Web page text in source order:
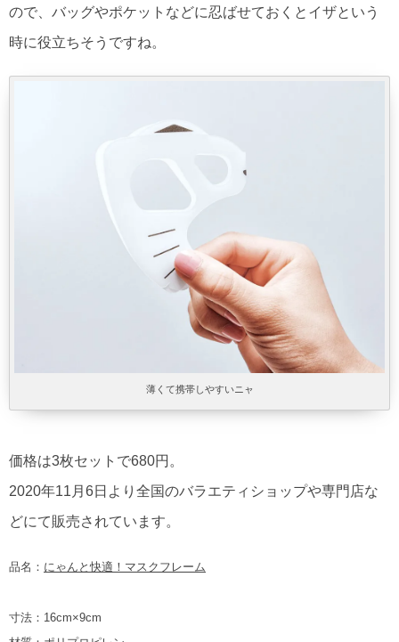
ので、バッグやポケットなどに忍ばせておくとイザという
時に役立ちそうですね。
薄くて携帯しやすいニャ
価格は3枚セットで680円。
2020年11月6日より全国のバラエティショップや専門店な
どにて販売されています。
品名： にゃんと快適！マスクフレーム
寸法：16cm×9cm